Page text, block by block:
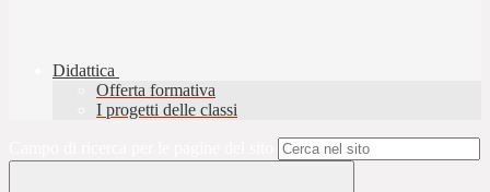
Didattica
Offerta formativa
I progetti delle classi